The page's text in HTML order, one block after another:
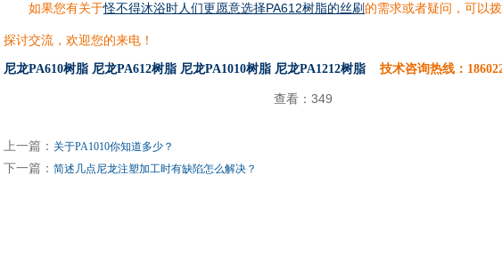
如果您有关于怪不得沐浴时人们更愿意选择PA612树脂的丝刷 的需求或者疑问，可以
探讨交流，欢迎您的来电！
尼龙PA610树脂 尼龙PA612树脂 尼龙PA1010树脂 尼龙PA1212树脂 技术咨询热线：
查看： 349
上一篇： 关于PA1010你知道多少？
下一篇： 简述几点尼龙注塑加工时有缺陷怎么解决？